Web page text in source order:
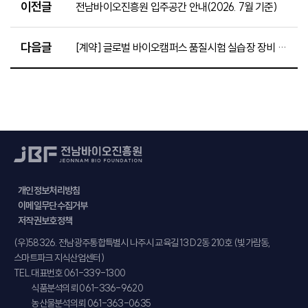
이전글 전남바이오진흥원 입주공간 안내(2026. 7월 기준)
다음글 [계약] 글로벌 바이오캠퍼스 품질시험 실습장 장비 구축(미생물신속검출장치) 구매 계약 규격입찰 평가결과
개인정보처리방침
이메일무단수집거부
저작권보호정책
주소
(우)58326. 전남광주통합특별시 나주시 교육길 13 D2동 210호 (빛가람동,
스마트파크 지식산업센터)
TEL.대표번호 061-339-1300
식품분석의뢰 061-336-9620
농산물분석의뢰 061-363-0635